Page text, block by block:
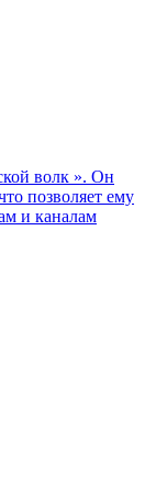
волк ». Он
позволяет ему
и каналам